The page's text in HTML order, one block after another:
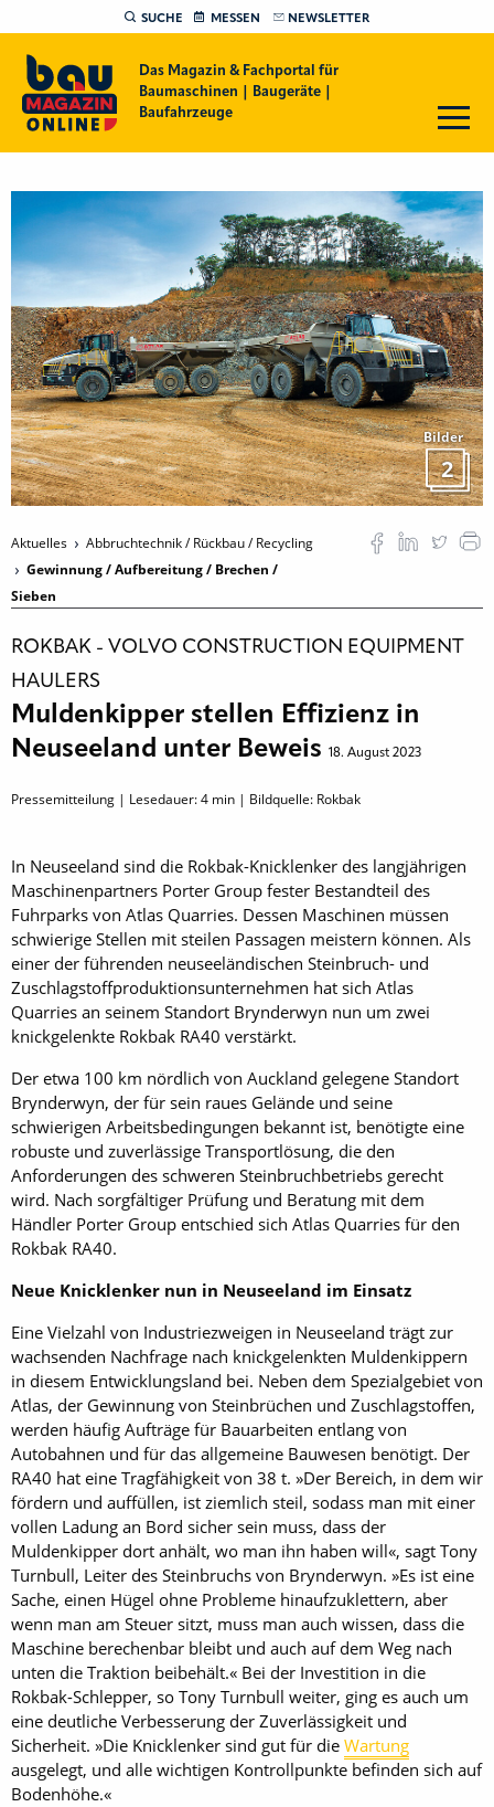
SUCHE MESSEN NEWSLETTER
Das Magazin & Fachportal für
Baumaschinen | Baugeräte |
Baufahrzeuge
Bilder
2
Aktuelles
Abbruchtechnik / Rückbau / Recycling
Gewinnung / Aufbereitung / Brechen /
Sieben
ROKBAK - VOLVO CONSTRUCTION EQUIPMENT
HAULERS
Muldenkipper stellen Effizienz in
Neuseeland unter Beweis 18. August 2023
Pressemitteilung | Lesedauer:4 min | Bildquelle: Rokbak
In Neuseeland sind die Rokbak-Knicklenker des langjährigen
Maschinenpartners Porter Group fester Bestandteil des
Fuhrparks von Atlas Quarries. Dessen Maschinen müssen
schwierige Stellen mit steilen Passagen meistern können. Als
einer der führenden neuseeländischen Steinbruch- und
Zuschlagstoffproduktionsunternehmen hat sich Atlas
Quarries an seinem Standort Brynderwyn nun um zwei
knickgelenkte Rokbak RA40 verstärkt.
Der etwa 100 km nördlich von Auckland gelegene Standort
Brynderwyn, der für sein raues Gelände und seine
schwierigen Arbeitsbedingungen bekannt ist, benötigte eine
robuste und zuverlässige Transportlösung, die den
Anforderungen des schweren Steinbruchbetriebs gerecht
wird. Nach sorgfältiger Prüfung und Beratung mit dem
Händler Porter Group entschied sich Atlas Quarries für den
Rokbak RA40.
Neue Knicklenker nun in Neuseeland im Einsatz
Eine Vielzahl von Industriezweigen in Neuseeland trägt zur
wachsenden Nachfrage nach knickgelenkten Muldenkippern
in diesem Entwicklungsland bei. Neben dem Spezialgebiet von
Atlas, der Gewinnung von Steinbrüchen und Zuschlagstoffen,
werden häufig Aufträge für Bauarbeiten entlang von
Autobahnen und für das allgemeine Bauwesen benötigt. Der
RA40 hat eine Tragfähigkeit von 38 t. »Der Bereich, in dem wir
fördern und auffüllen, ist ziemlich steil, sodass man mit einer
vollen Ladung an Bord sicher sein muss, dass der
Muldenkipper dort anhält, wo man ihn haben will«, sagt Tony
Turnbull, Leiter des Steinbruchs von ­Brynderwyn. »Es ist eine
Sache, einen Hügel ohne Probleme hinaufzuklettern, aber
wenn man am Steuer sitzt, muss man auch wissen, dass die
Maschine berechenbar bleibt und auch auf dem Weg nach
unten die Traktion beibehält.« Bei der Investition in die
Rokbak-Schlepper, so Tony Turnbull weiter, ging es auch um
eine deutliche Verbesserung der Zuverlässigkeit und
Sicherheit. »Die Knicklenker sind gut für die Wartung
ausgelegt, und alle wichtigen Kontrollpunkte befinden sich auf
Bodenhöhe.«